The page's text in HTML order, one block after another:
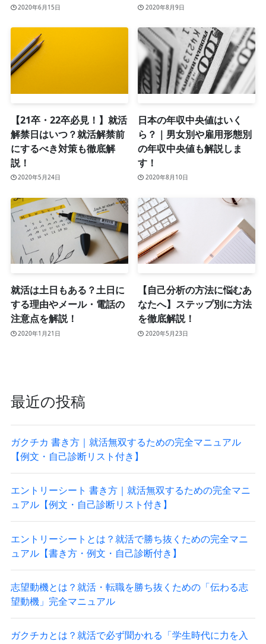
2020年6月15日 2020年8月9日
【21卒・22卒必見！】就活
解禁日はいつ？就活解禁前
にするべき対策も徹底解
説！
2020年5月24日
日本の年収中央値はいく
ら？｜男女別や雇用形態別
の年収中央値も解説しま
す！
2020年8月10日
就活は土日もある？土日に
する理由やメール・電話の
注意点を解説！
2020年1月21日
【自己分析の方法に悩むあ
なたへ】ステップ別に方法
を徹底解説！
2020年5月23日
最近の投稿
ガクチカ 書き方｜就活無双するための完全マニュアル
【例文・自己診断リスト付き】
エントリーシート 書き方｜就活無双するための完全マニ
ュアル【例文・自己診断リスト付き】
エントリーシートとは？就活で勝ち抜くための完全マニ
ュアル【書き方・例文・自己診断付き】
志望動機とは？就活・転職を勝ち抜くための「伝わる志
望動機」完全マニュアル
ガクチカとは？就活で必ず聞かれる「学生時代に力を入